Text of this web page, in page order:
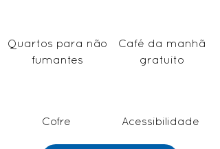
Quartos para não
fumantes
Cofre
Café da manhã
gratuito
Acessibilidade